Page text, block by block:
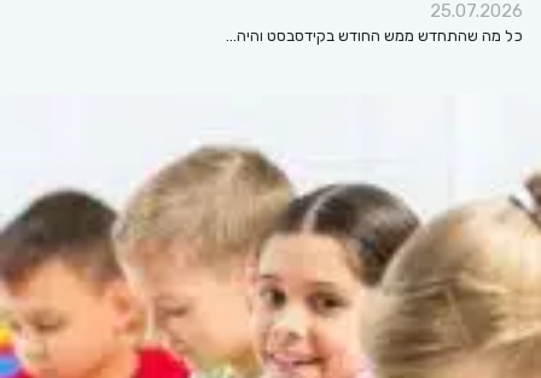
25.07.2026
כל מה שהתחדש ממש החודש בקידסבסט והיה…